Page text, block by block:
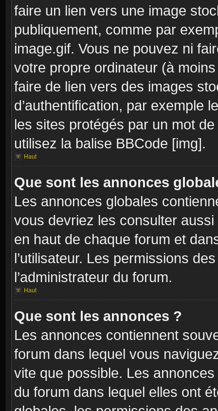
faire un lien vers une image
publiquement, comme par
image.gif. Vous ne pouvez ni
votre propre ordinateur (à
faire de lien vers des images
d’authentification, par exemple
les sites protégés par un mot
utilisez la balise BBCode [img].
Haut
Que sont les annonces
Les annonces globales
vous devriez les consulter
en haut de chaque forum et
l’utilisateur. Les permissions
l’administrateur du forum.
Haut
Que sont les annonces ?
Les annonces contiennent
forum dans lequel vous
vite que possible. Les
du forum dans lequel elles ont